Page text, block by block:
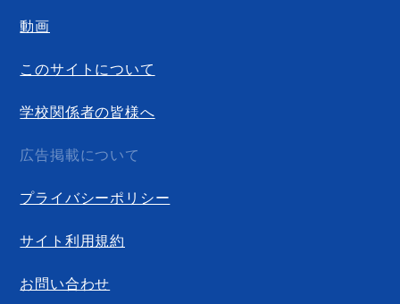
動画
このサイトについて
学校関係者の皆様へ
広告掲載について
プライバシーポリシー
サイト利用規約
お問い合わせ